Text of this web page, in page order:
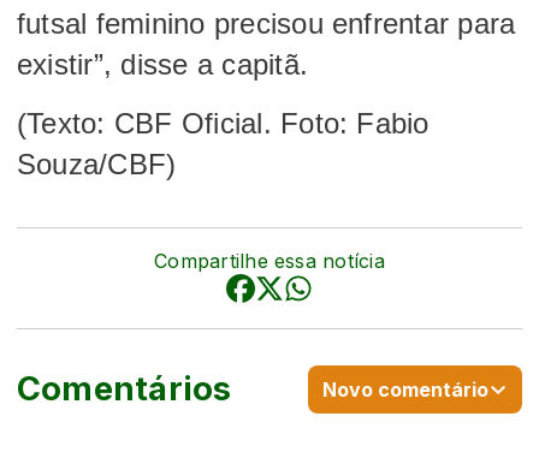
futsal feminino precisou enfrentar para
existir”, disse a capitã.
(Texto: CBF Oficial. Foto: Fabio
Souza/CBF)
Compartilhe essa notícia
Comentários Novo comentário